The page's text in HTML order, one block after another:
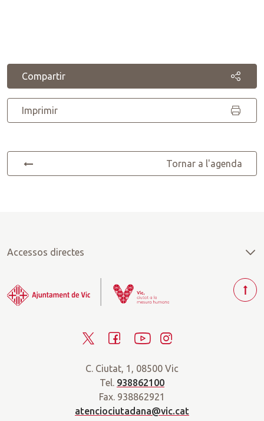
Compartir
Imprimir
Tornar a l'agenda
Accessos directes
i
t
t
c
e
b
Y
u
t
u
s
a
C. Ciutat, 1, 08500 Vic
Tel. 938862100
Fax. 938862921
atenciociutadana@vic.cat
T